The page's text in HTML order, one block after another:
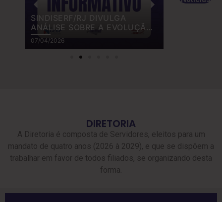
SINDISERF/RJ DIVULGA
ANÁLISE SOBRE A EVOLUÇÃO
DOS BENEFÍCIOS DOS
SERVIDORES FEDERAIS
07/04/2026
DIRETORIA
A Diretoria é composta de Servidores, eleitos para um
mandato de quatro anos (2026 à 2029), e que se dispõem a
trabalhar em favor de todos filiados, se organizando desta
forma.